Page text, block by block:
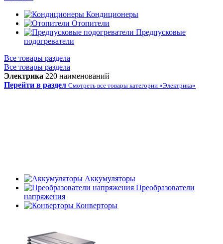
Кондиционеры
Отопители
Предпусковые
подогреватели
Все товары раздела
Все товары раздела
Электрика 220 наименований
Перейти в раздел Смотреть все товары категории «Электрика»
Аккумуляторы
Преобразователи
напряжения
Конверторы